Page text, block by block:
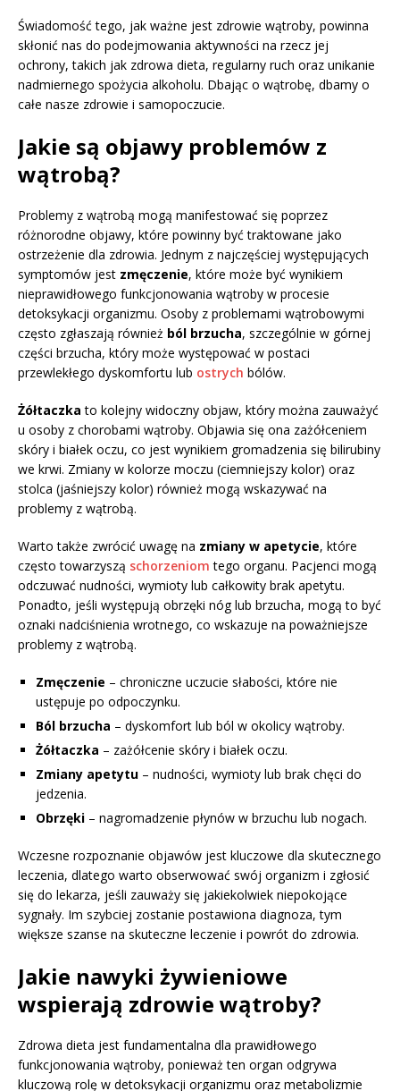
Świadomość tego, jak ważne jest zdrowie wątroby, powinna
skłonić nas do podejmowania aktywności na rzecz jej
ochrony, takich jak zdrowa dieta, regularny ruch oraz unikanie
nadmiernego spożycia alkoholu. Dbając o wątrobę, dbamy o
całe nasze zdrowie i samopoczucie.
Jakie są objawy problemów z
wątrobą?
Problemy z wątrobą mogą manifestować się poprzez
różnorodne objawy, które powinny być traktowane jako
ostrzeżenie dla zdrowia. Jednym z najczęściej występujących
symptomów jest zmęczenie, które może być wynikiem
nieprawidłowego funkcjonowania wątroby w procesie
detoksykacji organizmu. Osoby z problemami wątrobowymi
często zgłaszają również ból brzucha, szczególnie w górnej
części brzucha, który może występować w postaci
przewlekłego dyskomfortu lub ostrych bólów.
Żółtaczka to kolejny widoczny objaw, który można zauważyć
u osoby z chorobami wątroby. Objawia się ona zażółceniem
skóry i białek oczu, co jest wynikiem gromadzenia się bilirubiny
we krwi. Zmiany w kolorze moczu (ciemniejszy kolor) oraz
stolca (jaśniejszy kolor) również mogą wskazywać na
problemy z wątrobą.
Warto także zwrócić uwagę na zmiany w apetycie, które
często towarzyszą schorzeniom tego organu. Pacjenci mogą
odczuwać nudności, wymioty lub całkowity brak apetytu.
Ponadto, jeśli występują obrzęki nóg lub brzucha, mogą to być
oznaki nadciśnienia wrotnego, co wskazuje na poważniejsze
problemy z wątrobą.
Zmęczenie – chroniczne uczucie słabości, które nie
ustępuje po odpoczynku.
Ból brzucha – dyskomfort lub ból w okolicy wątroby.
Żółtaczka – zażółcenie skóry i białek oczu.
Zmiany apetytu – nudności, wymioty lub brak chęci do
jedzenia.
Obrzęki – nagromadzenie płynów w brzuchu lub nogach.
Wczesne rozpoznanie objawów jest kluczowe dla skutecznego
leczenia, dlatego warto obserwować swój organizm i zgłosić
się do lekarza, jeśli zauważy się jakiekolwiek niepokojące
sygnały. Im szybciej zostanie postawiona diagnoza, tym
większe szanse na skuteczne leczenie i powrót do zdrowia.
Jakie nawyki żywieniowe
wspierają zdrowie wątroby?
Zdrowa dieta jest fundamentalna dla prawidłowego
funkcjonowania wątroby, ponieważ ten organ odgrywa
kluczową rolę w detoksykacji organizmu oraz metabolizmie